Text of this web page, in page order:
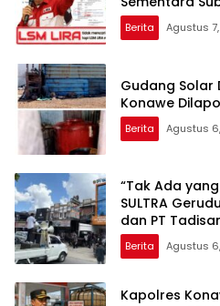
Pernah
Berita Agustus
Gudang Solar
Konawe
Berita Agustus
“Tak Ada yang
SULTRA
dan PT
Puuwatu
Berita Agustus
Kapolres